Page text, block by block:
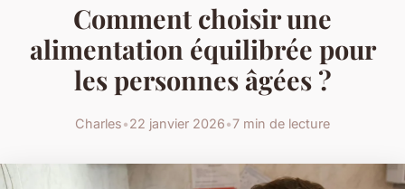
Comment choisir une
alimentation équilibrée pour
les personnes âgées ?
Charles•22 janvier 2026•7 min de lecture